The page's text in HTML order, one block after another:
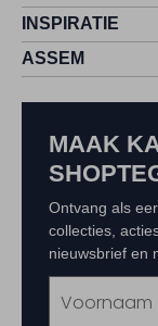
INSPIRATIE
ASSEM
MAAK
Ontvang als
collecties,
nieuwsbrief en